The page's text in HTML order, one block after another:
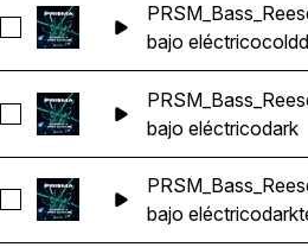
Seleccionar
bajo eléctricocold
Seleccionar
bajo eléctricodark
Seleccionar
bajo eléctricodark